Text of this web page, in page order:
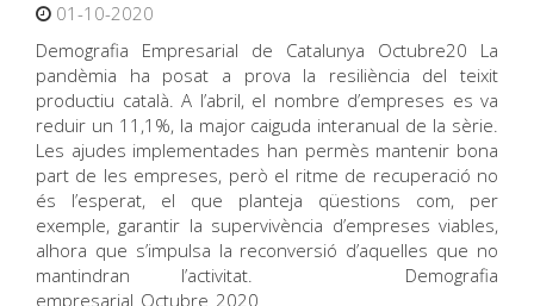
01-10-2020
Demografia Empresarial de Catalunya Octubre20 La
pandèmia ha posat a prova la resiliència del teixit
productiu català. A l’abril, el nombre d’empreses es va
reduir un 11,1%, la major caiguda interanual de la sèrie.
Les ajudes implementades han permès mantenir bona
part de les empreses, però el ritme de recuperació no
és l’esperat, el que planteja qüestions com, per
exemple, garantir la supervivència d’empreses viables,
alhora que s’impulsa la reconversió d’aquelles que no
mantindran l’activitat. Demografia
empresarial_Octubre_2020